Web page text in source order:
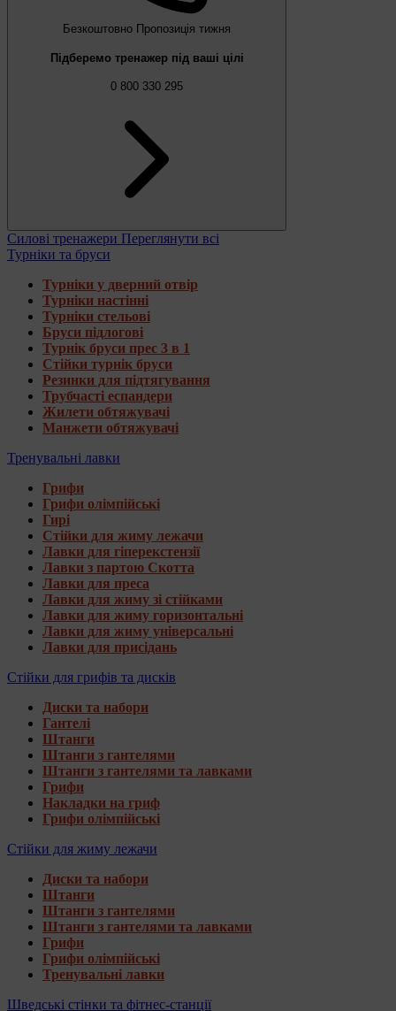
Безкоштовно Пропозиція тижня
Підберемо тренажер під ваші цілі
0 800 330 295
Силові тренажери Переглянути всі
Турніки та бруси
Турніки у дверний отвір
Турніки настінні
Турніки стельові
Бруси підлогові
Турнік бруси прес 3 в 1
Стійки турнік бруси
Резинки для підтягування
Трубчасті еспандери
Жилети обтяжувачі
Манжети обтяжувачі
Тренувальні лавки
Грифи
Грифи олімпійські
Гирі
Стійки для жиму лежачи
Лавки для гіперекстензії
Лавки з партою Скотта
Лавки для преса
Лавки для жиму зі стійками
Лавки для жиму горизонтальні
Лавки для жиму універсальні
Лавки для присідань
Стійки для грифів та дисків
Диски та набори
Гантелі
Штанги
Штанги з гантелями
Штанги з гантелями та лавками
Грифи
Накладки на гриф
Грифи олімпійські
Стійки для жиму лежачи
Диски та набори
Штанги
Штанги з гантелями
Штанги з гантелями та лавками
Грифи
Грифи олімпійські
Тренувальні лавки
Шведські стінки та фітнес-станції